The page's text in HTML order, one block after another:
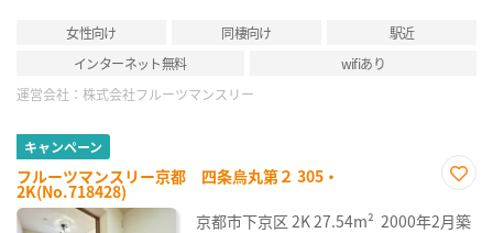
女性向け 同棲向け
駅近
インターネット無料
wifiあり
運営会社： 株式会社フルーツマンスリー
キャンペーン
フルーツマンスリー京都 四条烏丸第２ 305・
2K(No.718428)
に入
京都市下京区 2K27.54m² 2000年2月築